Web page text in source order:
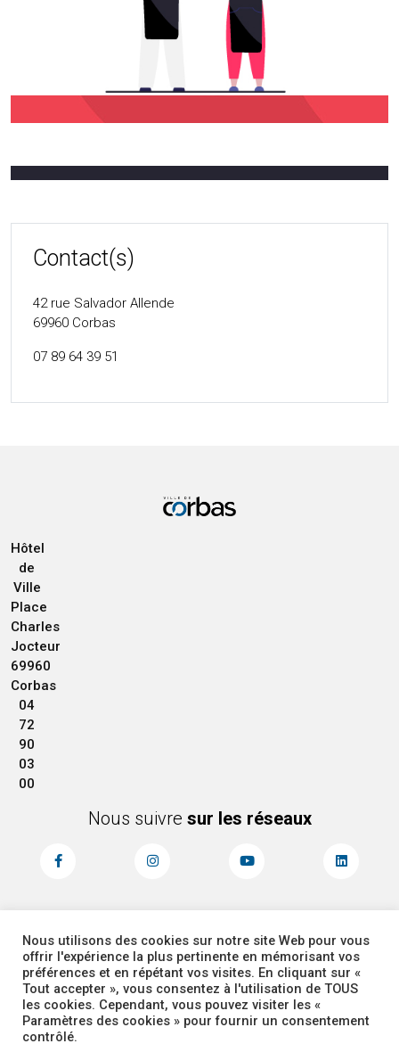
Contact(s)
42 rue Salvador Allende
69960 Corbas
07 89 64 39 51
Hôtel
de
Ville
Place
Charles
Jocteur
69960
Corbas
04
72
90
03
00
Nous suivre sur les réseaux
MENTIONS LÉGALES
PLAN DU SITE
ACCESSIBILITÉ
ADMINISTRATEUR
COOKIES
Nous utilisons des cookies sur notre site Web pour vous
offrir l'expérience la plus pertinente en mémorisant vos
préférences et en répétant vos visites. En cliquant sur «
Tout accepter », vous consentez à l'utilisation de TOUS
les cookies. Cependant, vous pouvez visiter les «
Paramètres des cookies » pour fournir un consentement
contrôlé.